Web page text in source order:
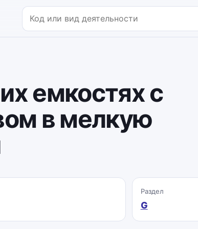
Поиск по коду или названию
емкостях с
в мелкую
Раздел
G